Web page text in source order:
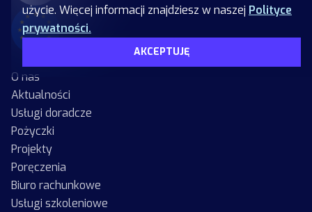
użycie. Więcej informacji znajdziesz w naszej Polityce
prywatności.
AKCEPTUJĘ
O nas
Aktualności
Usługi doradcze
Pożyczki
Projekty
Poręczenia
Biuro rachunkowe
Usługi szkoleniowe